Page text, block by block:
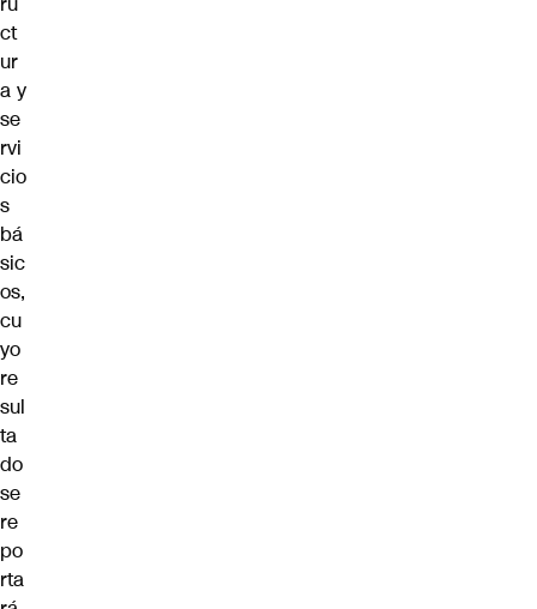
ct
ur
a y
se
rvi
cio
s
bá
sic
os,
cu
yo
re
sul
ta
do
se
re
po
rta